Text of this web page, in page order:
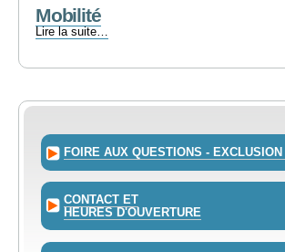
soins
VIVA!
-
domicile
-
Mobilité
Mobilité
Lire la suite…
FOIRE AUX QUESTIONS -
CONTACT ET
HEURES D'OUVERTURE